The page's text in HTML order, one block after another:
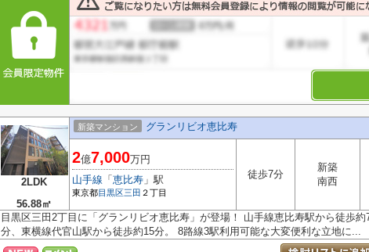
2LDK
56.88㎡
新築マンション グランリビオ恵比寿
2億7,000万円
山手線 「 恵比寿 」駅
東京都目黒区三田 ２丁目
徒歩7分
新築
南西
目黒区三田2丁目に「グランリビオ恵比寿」が登場！ 山手線恵比寿駅から徒歩
分、東横線代官山駅から徒歩約15分。 8路線3駅利用可能な大変便利な立地に...